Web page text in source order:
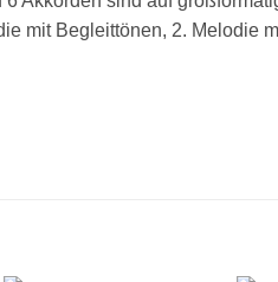
mit Begleittönen, 2. Melodie